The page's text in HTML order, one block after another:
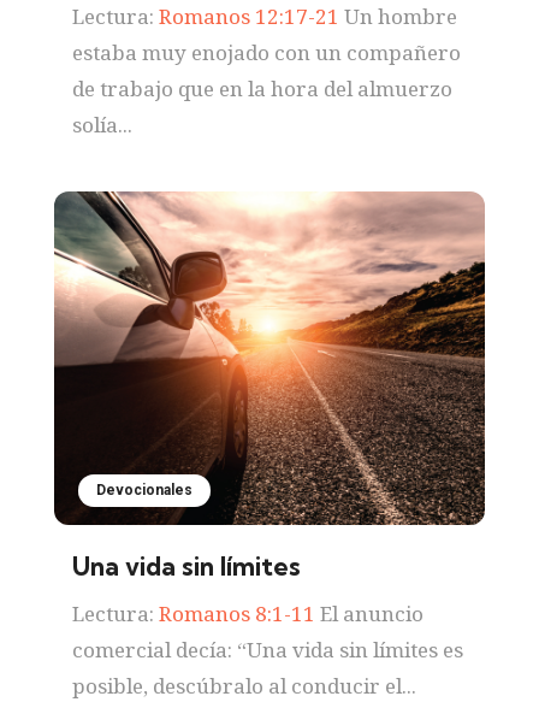
Lectura: Romanos 12:17-21 Un hombre
estaba muy enojado con un compañero
de trabajo que en la hora del almuerzo
solía...
Devocionales
Una vida sin límites
Lectura: Romanos 8:1-11 El anuncio
comercial decía: “Una vida sin límites es
posible, descúbralo al conducir el...